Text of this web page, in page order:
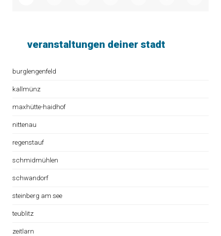
veranstaltungen deiner stadt
burglengenfeld
kallmünz
maxhütte-haidhof
nittenau
regenstauf
schmidmühlen
schwandorf
steinberg am see
teublitz
zeitlarn